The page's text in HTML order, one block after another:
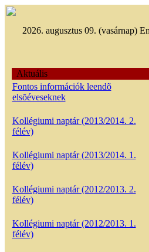
2026. augusztus 09. (vasárnap)
Aktuális
Fontos információk leendõ
elsõéveseknek
Kollégiumi naptár (2013/2014. 2.
félév)
Kollégiumi naptár (2013/2014. 1.
félév)
Kollégiumi naptár (2012/2013. 2.
félév)
Kollégiumi naptár (2012/2013. 1.
félév)